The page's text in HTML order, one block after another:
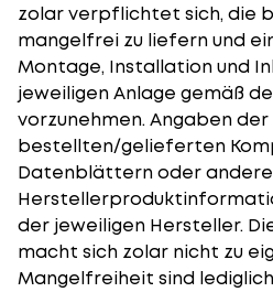
zolar verpflichtet sich, die
mangelfrei zu liefern und
Montage, Installation und
jeweiligen Anlage gemäß
vorzunehmen. Angaben
bestellten/gelieferten
Datenblättern oder
der jeweiligen Hersteller.
macht sich zolar nicht zu
Mangelfreiheit sind